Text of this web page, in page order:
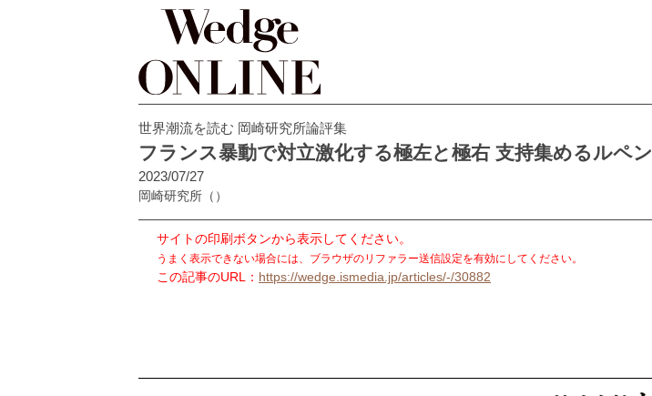
世界潮流を読む 岡崎研究所論評集
フランス暴動で対立激化する極左と極右 支持集めるルペン
2023/07/27
岡崎研究所 （）
サイトの印刷ボタンから表示してください。
うまく表示できない場合には、ブラウザのリファラー送信設定を有効にしてください。
この記事のURL： https://wedge.ismedia.jp/articles/-/30882